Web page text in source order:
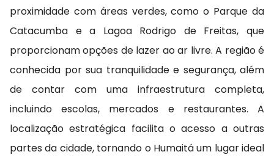
proximidade com áreas verdes, como o Parque da
Catacumba e a Lagoa Rodrigo de Freitas, que
proporcionam opções de lazer ao ar livre. A região é
conhecida por sua tranquilidade e segurança, além
de contar com uma infraestrutura completa,
incluindo escolas, mercados e restaurantes. A
localização estratégica facilita o acesso a outras
partes da cidade, tornando o Humaitá um lugar ideal